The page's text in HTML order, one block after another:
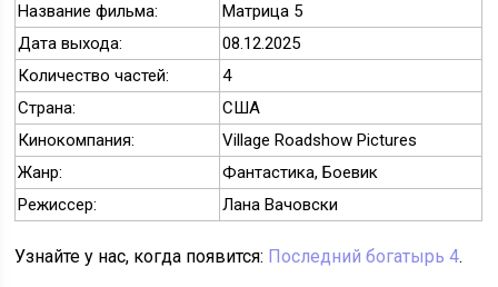
Название фильма:
Матрица 5
Дата выхода:
08.12.2025
Количество частей:
4
Страна:
США
Кинокомпания:
Village Roadshow Pictures
Жанр:
Фантастика, Боевик
Режиссер:
Лана Вачовски
Узнайте у нас, когда появится: Последний богатырь 4.